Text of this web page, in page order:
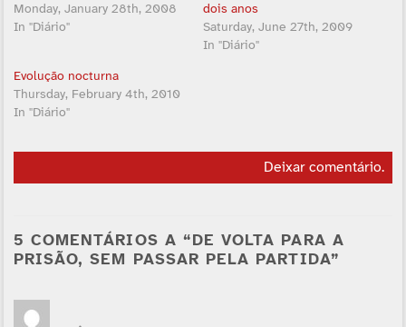
Monday, January 28th, 2008
In "Diário"
dois anos
Saturday, June 27th, 2009
In "Diário"
Evolução nocturna
Thursday, February 4th, 2010
In "Diário"
Deixar comentário.
5 COMENTÁRIOS A “DE VOLTA PARA A
PRISÃO, SEM PASSAR PELA PARTIDA”